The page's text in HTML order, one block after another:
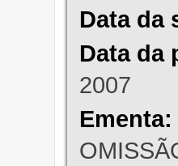
Data da
Data da
2007
Ementa: